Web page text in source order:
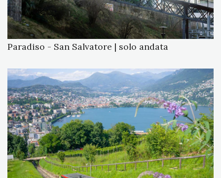
Paradiso - San Salvatore | solo andata